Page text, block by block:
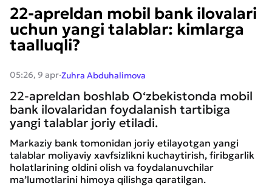
22-apreldan mobil bank ilovalari
uchun yangi talablar: kimlarga
taalluqli?
05:26, 9 apr·Zuhra Abduhalimova
22-apreldan boshlab O‘zbekistonda mobil
bank ilovalaridan foydalanish tartibiga
yangi talablar joriy etiladi.
Markaziy bank tomonidan joriy etilayotgan yangi
talablar moliyaviy xavfsizlikni kuchaytirish, firibgarlik
holatlarining oldini olish va foydalanuvchilar
ma’lumotlarini himoya qilishga qaratilgan.